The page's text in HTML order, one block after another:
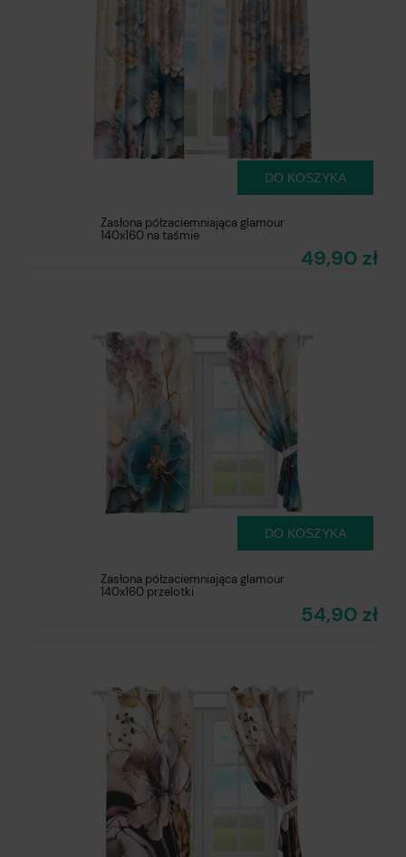
Zasłona półzaciemniająca glamour
140x160 na taśmie
49,90 zł
DO KOSZYKA
Zasłona półzaciemniająca glamour
140x160 przelotki
54,90 zł
DO KOSZYKA